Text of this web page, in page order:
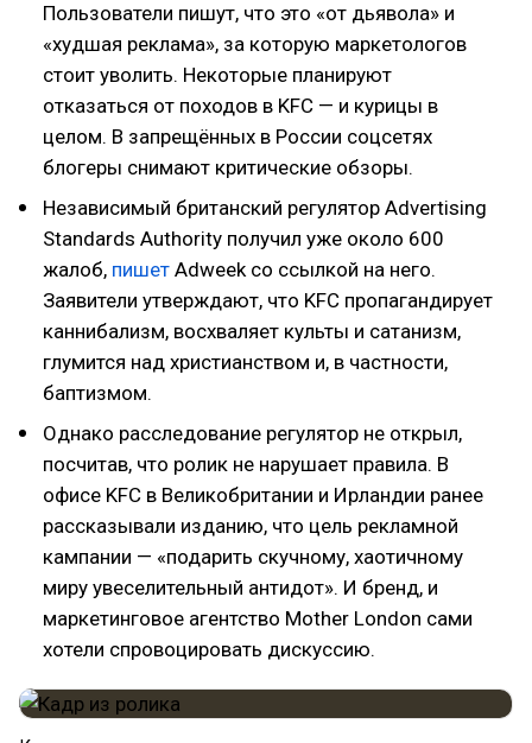
Пользователи пишут, что это «от дьявола» и
«худшая реклама», за которую маркетологов
стоит уволить. Некоторые планируют
отказаться от походов в KFC — и курицы в
целом. В запрещённых в России соцсетях
блогеры снимают критические обзоры.
Независимый британский регулятор Advertising
Standards Authority получил уже около 600
жалоб, пишет Adweek со ссылкой на него.
Заявители утверждают, что KFC пропагандирует
каннибализм, восхваляет культы и сатанизм,
глумится над христианством и, в частности,
баптизмом.
Однако расследование регулятор не открыл,
посчитав, что ролик не нарушает правила. В
офисе KFC в Великобритании и Ирландии ранее
рассказывали изданию, что цель рекламной
кампании — «подарить скучному, хаотичному
миру увеселительный антидот». И бренд, и
маркетинговое агентство Mother London сами
хотели спровоцировать дискуссию.